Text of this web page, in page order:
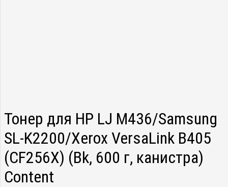
Тонер для HP LJ M436/Samsung
SL-K2200/Xerox VersaLink B405
(CF256X) (Bk, 600 г, канистра)
Content